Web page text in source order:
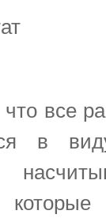
все
в